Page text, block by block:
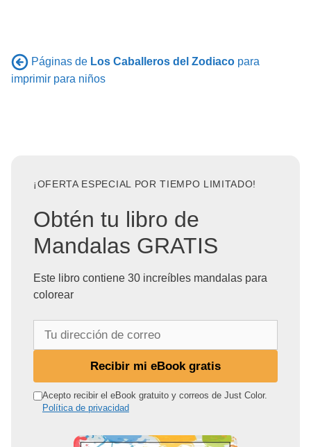
Páginas de Los Caballeros del Zodiaco para
imprimir para niños
¡OFERTA ESPECIAL POR TIEMPO LIMITADO!
Obtén tu libro de
Mandalas GRATIS
Este libro contiene 30 increíbles mandalas para
colorear
r
Recibir mi eBook gratis
Acepto recibir el eBook gratuito y correos de Just Color.
Política de privacidad